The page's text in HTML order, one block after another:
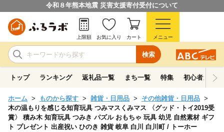
令和８年熊本地震 災害支援寄付受付について
検索
上限額 お気に入り カート メニュー
トップ ランキング 返礼品一覧 まち一覧 特集 初心者ガイド
ホーム ものから探す 雑貨・日用品
その他雑貨・日用品
木の温もりを感じる知育玩具 つみマスくみマス 〈グッド・トイ2019受
賞〉 積み木 知育玩具 つみき パズル おもちゃ 玩具 幼児 自然素材 ギフ
ト プレゼント 出産祝い ひのき 雑貨 岐阜 白川 白川町 / トーホー